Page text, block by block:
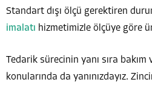
Standart dışı ölçü gerektiren
imalatı hizmetimizle ölçüye göre
Tedarik sürecinin yanı sıra bakım
konularında da yanınızdayız.